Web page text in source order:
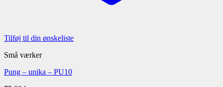
Tilføj til din ønskeliste
Små værker
Pung – unika – PU10